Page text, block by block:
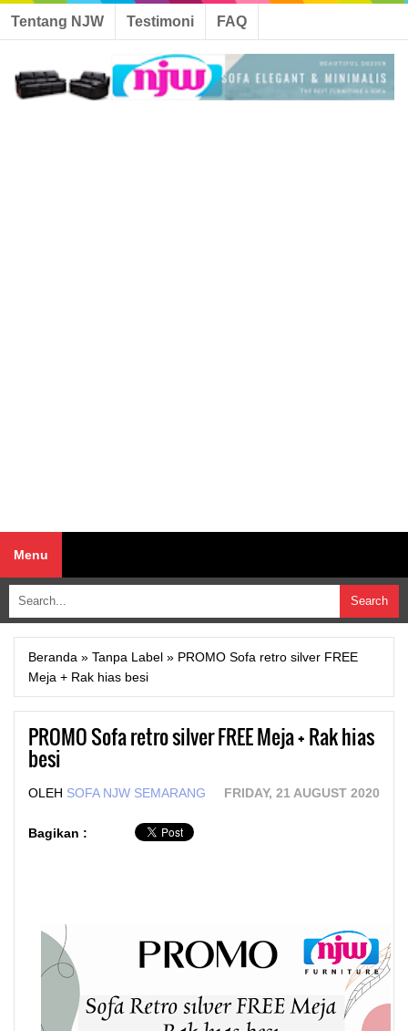
Tentang NJW Testimoni FAQ
Menu
Beranda » Tanpa Label » PROMO Sofa retro silver FREE
Meja + Rak hias besi
PROMO Sofa retro silver FREE Meja + Rak hias
besi
OLEH SOFA NJW SEMARANG FRIDAY, 21 AUGUST 2020
Bagikan :